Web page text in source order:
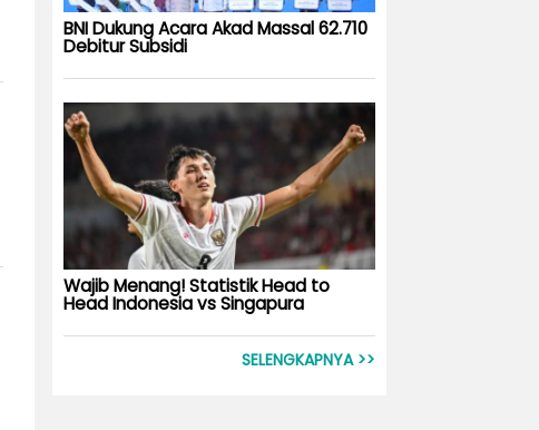
BNI Dukung Acara Akad Massal 62.710
Debitur Subsidi
Wajib Menang! Statistik Head to
Head Indonesia vs Singapura
SELENGKAPNYA >>